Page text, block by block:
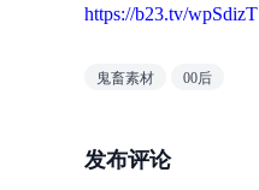
https://b23.tv/wpSdizT
鬼畜素材 00后
发布评论